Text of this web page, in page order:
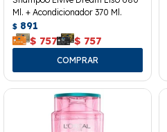
Ml. + Acondicionador 370 Ml.
$ 891
$ 757 $ 757